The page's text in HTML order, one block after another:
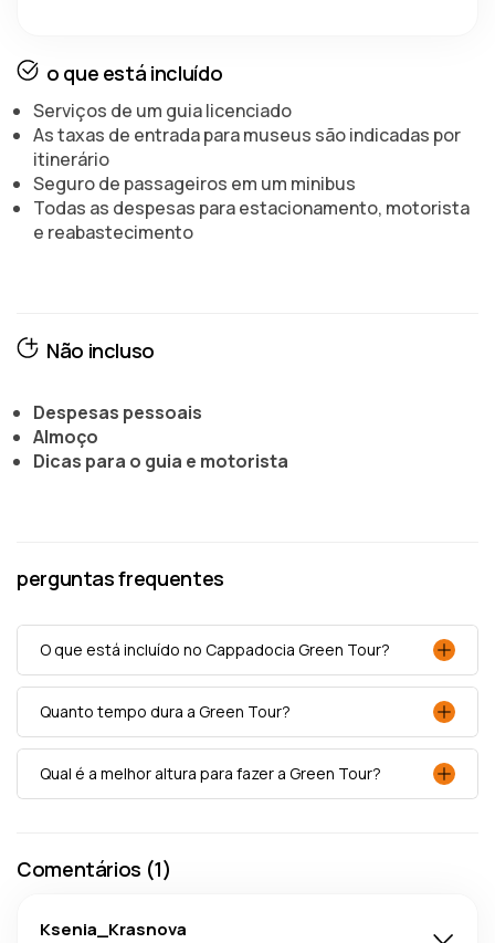
o que está incluído
Serviços de um guia licenciado
As taxas de entrada para museus são indicadas por
itinerário
Seguro de passageiros em um minibus
Todas as despesas para estacionamento, motorista
e reabastecimento
Não incluso
Despesas pessoais
Almoço
Dicas para o guia e motorista
perguntas frequentes
O que está incluído no Cappadocia Green Tour?
Quanto tempo dura a Green Tour?
Qual é a melhor altura para fazer a Green Tour?
Comentários (1)
Ksenia_Krasnova